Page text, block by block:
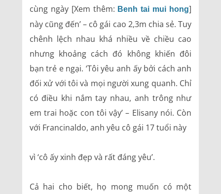
cùng ngày [Xem thêm: Benh tai mui hong]
này cũng đến’ – cô gái cao 2,3m chia sẻ. Tuy
chênh lệch nhau khá nhiều về chiều cao
nhưng khoảng cách đó không khiến đôi
bạn trẻ e ngại. ‘Tôi yêu anh ấy bởi cách anh
đối xử với tôi và mọi người xung quanh. Chỉ
có điều khi nắm tay nhau, anh trông như
em trai hoặc con tôi vậy’ – Elisany nói. Còn
với Francinaldo, anh yêu cô gái 17 tuổi này
vì ‘cô ấy xinh đẹp và rất đáng yêu’.
Cả hai cho biết, họ mong muốn có một